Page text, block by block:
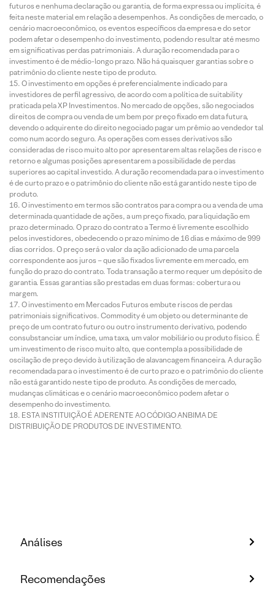
futuros e nenhuma declaração ou garantia, de forma expressa ou implícita, é
feita neste material em relação a desempenhos. As condições de mercado, o
cenário macroeconômico, os eventos específicos da empresa e do setor
podem afetar o desempenho do investimento, podendo resultar até mesmo
em significativas perdas patrimoniais. A duração recomendada para o
investimento é de médio-longo prazo. Não há quaisquer garantias sobre o
patrimônio do cliente neste tipo de produto.
O investimento em opções é preferencialmente indicado para
investidores de perfil agressivo, de acordo com a política de suitability
praticada pela XP Investimentos. No mercado de opções, são negociados
direitos de compra ou venda de um bem por preço fixado em data futura,
devendo o adquirente do direito negociado pagar um prêmio ao vendedor tal
como num acordo seguro. As operações com esses derivativos são
consideradas de risco muito alto por apresentarem altas relações de risco e
retorno e algumas posições apresentarem a possibilidade de perdas
superiores ao capital investido. A duração recomendada para o investimento
é de curto prazo e o patrimônio do cliente não está garantido neste tipo de
produto.
O investimento em termos são contratos para compra ou a venda de uma
determinada quantidade de ações, a um preço fixado, para liquidação em
prazo determinado. O prazo do contrato a Termo é livremente escolhido
pelos investidores, obedecendo o prazo mínimo de 16 dias e máximo de 999
dias corridos. O preço será o valor da ação adicionado de uma parcela
correspondente aos juros – que são fixados livremente em mercado, em
função do prazo do contrato. Toda transação a termo requer um depósito de
garantia. Essas garantias são prestadas em duas formas: cobertura ou
margem.
O investimento em Mercados Futuros embute riscos de perdas
patrimoniais significativos. Commodity é um objeto ou determinante de
preço de um contrato futuro ou outro instrumento derivativo, podendo
consubstanciar um índice, uma taxa, um valor mobiliário ou produto físico. É
um investimento de risco muito alto, que contempla a possibilidade de
oscilação de preço devido à utilização de alavancagem financeira. A duração
recomendada para o investimento é de curto prazo e o patrimônio do cliente
não está garantido neste tipo de produto. As condições de mercado,
mudanças climáticas e o cenário macroeconômico podem afetar o
desempenho do investimento.
ESTA INSTITUIÇÃO É ADERENTE AO CÓDIGO ANBIMA DE
DISTRIBUIÇÃO DE PRODUTOS DE INVESTIMENTO.
Análises
Recomendações